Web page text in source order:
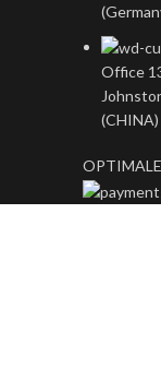
Office
(CHINA)